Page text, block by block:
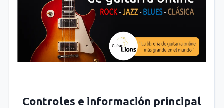
Controles e información principal